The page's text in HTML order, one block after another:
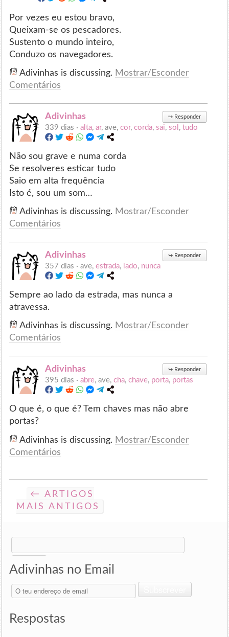
Por vezes eu estou bravo,
Queixam-se os pescadores.
Sustento o mundo inteiro,
Conduzo os navegadores.
Adivinhas is discussing. Mostrar/Esconder
Comentários
Adivinhas ↪ Responder
339 dias ·alta,ar, ave,cor,corda,sai,sol ,tudo
Não sou grave e numa corda
Se resolveres esticar tudo
Saio em alta frequência
Isto é, sou um som…
Adivinhas is discussing. Mostrar/Esconder
Comentários
Adivinhas ↪ Responder
357 dias ·ave,estrada, lado, nunca
Sempre ao lado da estrada, mas nunca a
atravessa.
Adivinhas is discussing. Mostrar/Esconder
Comentários
Adivinhas ↪ Responder
395 dias ·abre, ave,cha,chave, porta, portas
O que é, o que é? Tem chaves mas não abre
portas?
Adivinhas is discussing. Mostrar/Esconder
Comentários
← ARTIGOS
MAIS ANTIGOS
Search
for:
Adivinhas no Email
O
teu
de
Respostas